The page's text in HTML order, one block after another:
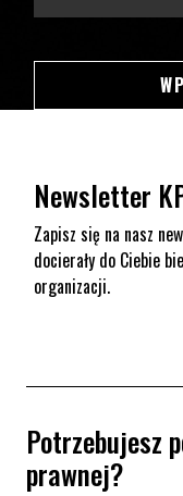
Newsletter
Zapisz się na nasz
docierały do Ciebie
organizacji.
Potrzebujesz
prawnej?